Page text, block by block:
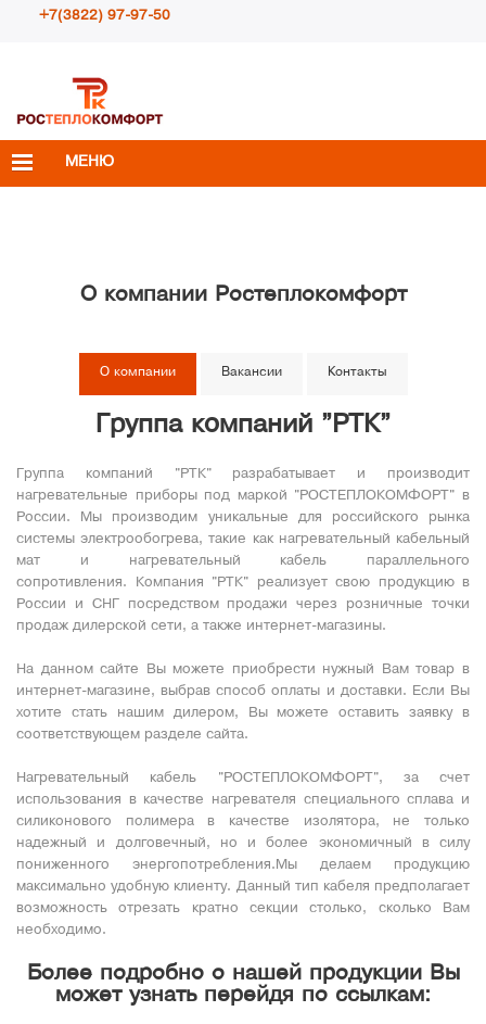
+7(3822) 97-97-50
info@rosteplokomfort.ru
МЕНЮ
О компании Ростеплокомфорт
О компании Вакансии Контакты
Группа компаний "РТК"
Группа компаний "РТК" разрабатывает и производит
нагревательные приборы под маркой "РОСТЕПЛОКОМФОРТ" в
России. Мы производим уникальные для российского рынка
системы электрообогрева, такие как нагревательный кабельный
мат и нагревательный кабель параллельного
сопротивления. Компания "РТК" реализует свою продукцию в
России и СНГ посредством продажи через розничные точки
продаж дилерской сети, а также интернет-магазины.
На данном сайте Вы можете приобрести нужный Вам товар в
интернет-магазине, выбрав способ оплаты и доставки. Если Вы
хотите стать нашим дилером, Вы можете оставить заявку в
соответствующем разделе сайта.
Нагревательный кабель "РОСТЕПЛОКОМФОРТ", за счет
использования в качестве нагревателя специального сплава и
силиконового полимера в качестве изолятора, не только
надежный и долговечный, но и более экономичный в силу
пониженного энергопотребления.Мы делаем продукцию
максимально удобную клиенту. Данный тип кабеля предполагает
возможность отрезать кратно секции столько, сколько Вам
необходимо.
Более подробно о нашей продукции Вы
может узнать перейдя по ссылкам: